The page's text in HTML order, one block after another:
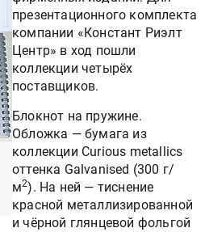
презентационного комплекта
компании «Констант Риэлт
Центр» в ход пошли
коллекции четырёх
поставщиков.
Блокнот на пружине.
Обложка — бумага из
коллекции Curious metallics
оттенка Galvanised (300 г/
м2). На ней — тиснение
красной металлизированной
и чёрной глянцевой фольгой